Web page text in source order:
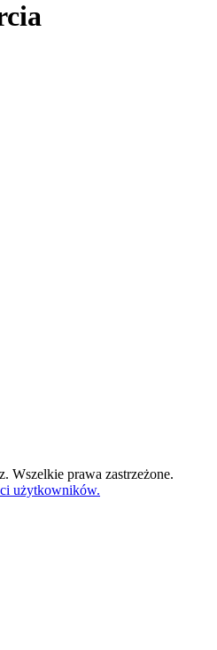
Wszelkie prawa zastrzeżone.
użytkowników.